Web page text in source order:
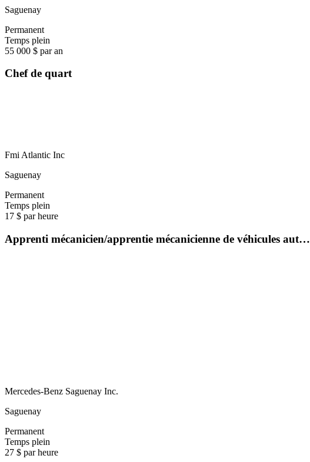
Saguenay
Permanent
Temps plein
55 000 $ par an
Chef de quart
Fmi Atlantic Inc
Saguenay
Permanent
Temps plein
17 $ par heure
Apprenti mécanicien/apprentie mécanicienne de véhicules aut…
Mercedes-Benz Saguenay Inc.
Saguenay
Permanent
Temps plein
27 $ par heure